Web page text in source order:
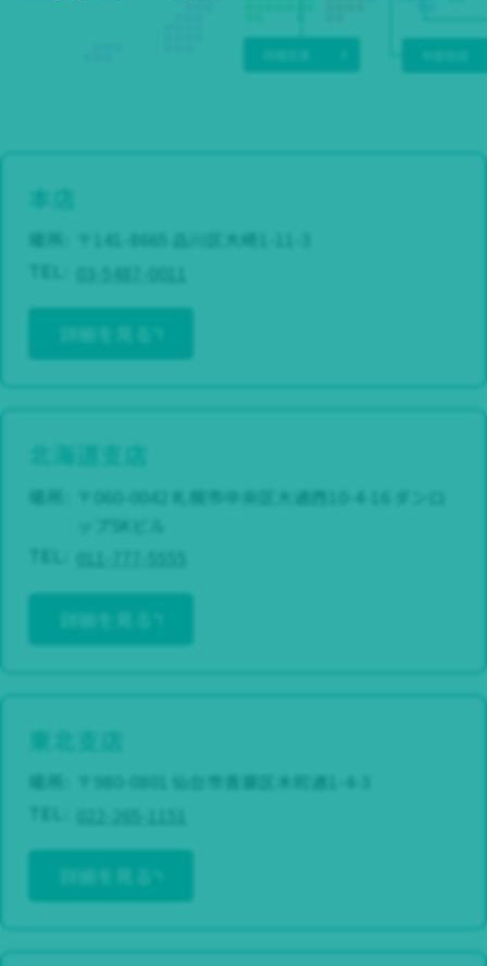
本店
〒141-8665 品川区大崎1-11-3
詳細を見る
北海道支店
場所:
〒060-0042 札幌市中央区大通西10-4-16 ダンロ
ップSKビル
詳細を見る
東北支店
〒980-0801 仙台市青葉区木町通1-4-3
詳細を見る